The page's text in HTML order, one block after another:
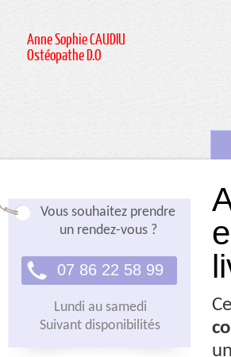
Anne Sophie CAUDIU
Ostéopathe D.O
Vous souhaitez prendre
un rendez-vous ?
07 86 22 58 99
Lundi au samedi
Suivant disponibilités
un